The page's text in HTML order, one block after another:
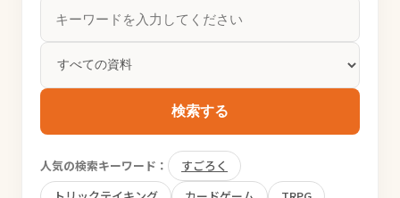
検索する
人気の検索キーワード：
すごろく